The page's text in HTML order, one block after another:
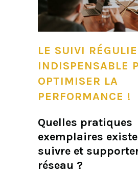
LE SUIVI
INDISPENSABLE
OPTIMISER LA
PERFORMANCE !
Quelles pratiques
exemplaires
suivre et
réseau ?